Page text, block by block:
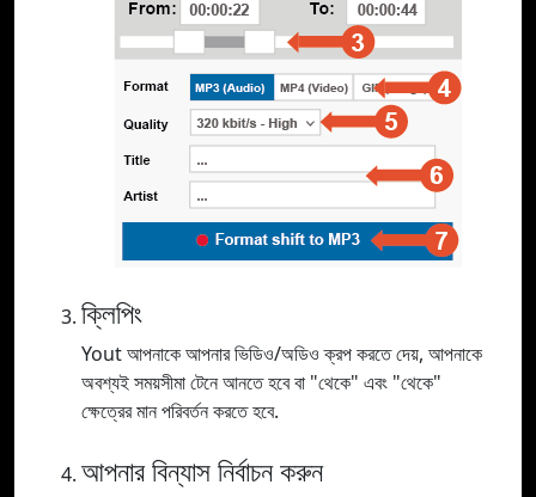
ক্লিপিং
Yout আপনাকে আপনার ভিডিও/অডিও ক্রপ করতে দেয়, আপনাকে
অবশ্যই সময়সীমা টেনে আনতে হবে বা "থেকে" এবং "থেকে"
ক্ষেত্রের মান পরিবর্তন করতে হবে.
আপনার বিন্যাস নির্বাচন করুন